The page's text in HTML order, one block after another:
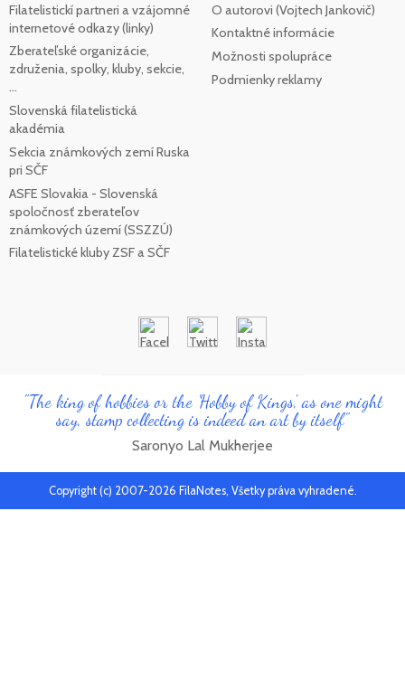
Filatelistickí partneri a vzájomné
internetové odkazy (linky)
Zberateľské organizácie,
združenia, spolky, kluby, sekcie,
...
Slovenská filatelistická
akadémia
Sekcia známkových zemí Ruska
pri SČF
ASFE Slovakia - Slovenská
spoločnosť zberateľov
známkových území (SSZZÚ)
Filatelistické kluby ZSF a SČF
O autorovi (Vojtech Jankovič)
Kontaktné informácie
Možnosti spolupráce
Podmienky reklamy
"The king of hobbies or the 'Hobby of Kings', as one might
say, stamp collecting is indeed an art by itself"
Saronyo Lal Mukherjee
Copyright (c) 2007-2026 FilaNotes, Všetky práva vyhradené.